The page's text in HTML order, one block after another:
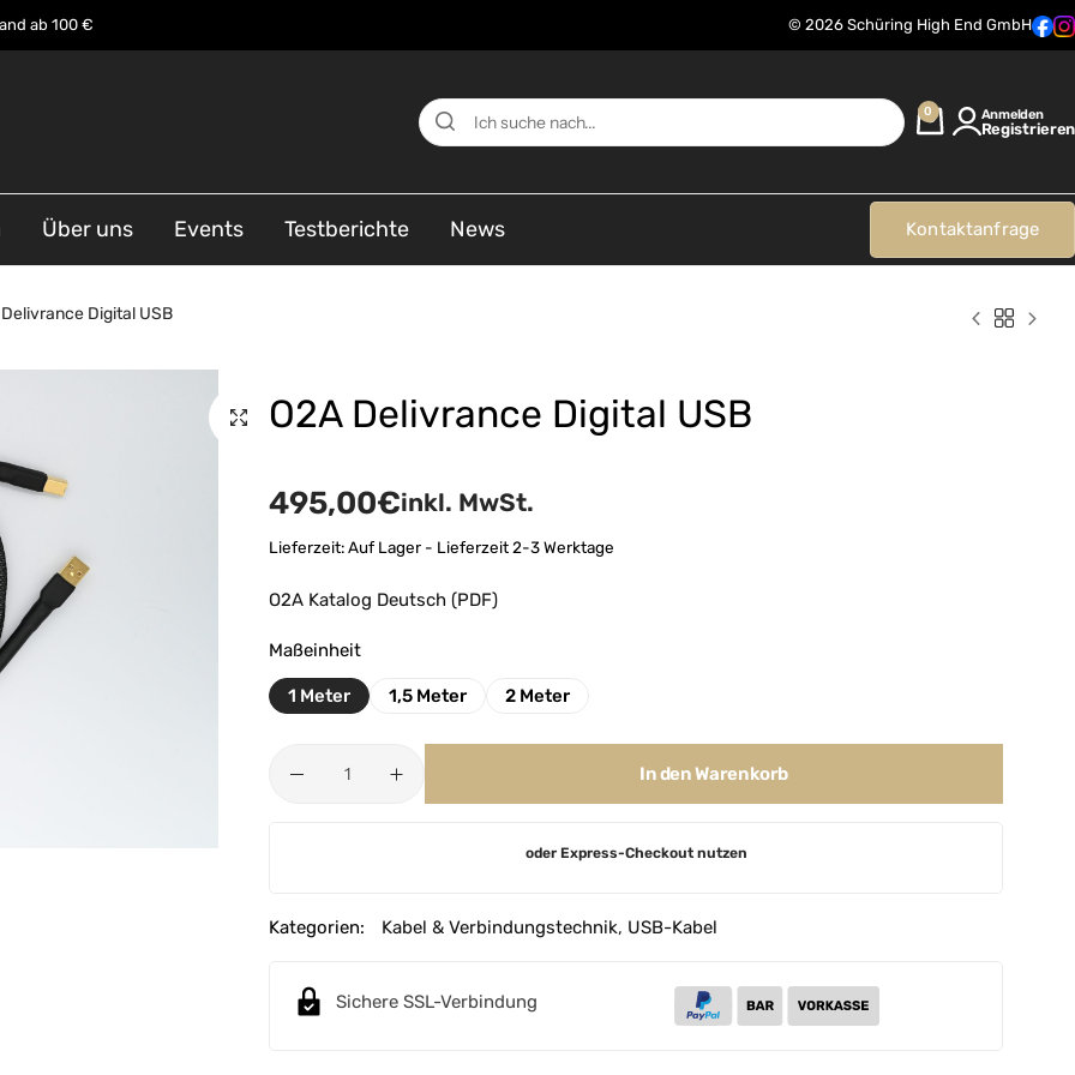
ab 100 € © 2026 Schüring High End GmbH
0 Anmelden
Registrieren
Über uns Events Testberichte News Kontaktanfrage
Delivrance Digital USB
O2A Delivrance Digital USB
495,00€inkl. MwSt.
Lieferzeit:Auf Lager - Lieferzeit 2-3 Werktage
O2A Katalog Deutsch (PDF)
Maßeinheit
1 Meter 1,5 Meter 2 Meter
In den Warenkorb
e
oder Express-Checkout nutzen
Kategorien: Kabel & Verbindungstechnik, USB-Kabel
Sichere SSL-Verbindung